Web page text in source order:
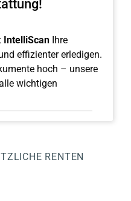
IntelliScan Ihre
effizienter erledigen.
hoch – unsere
wichtigen
RENTEN